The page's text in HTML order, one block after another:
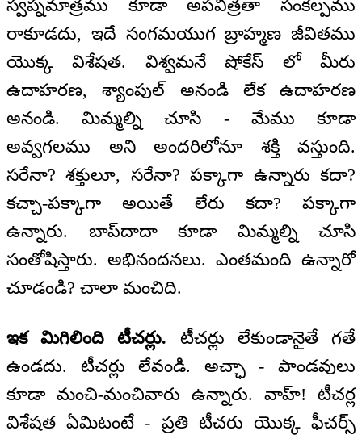
స్వప్నమాత్రము కూడా అపవిత్రతా సంకల్పము
రాకూడదు, ఇదే సంగమయుగ బ్రాహ్మణ జీవితము
యొక్క విశేషత. విశ్వమనే షోకేస్ లో మీరు
ఉదాహరణ, శ్యాంపుల్ అనండి లేక ఉదాహరణ
అనండి. మిమ్మల్ని చూసి - మేము కూడా
అవ్వగలము అని అందరిలోనూ శక్తి వస్తుంది.
సరేనా? శక్తులూ, సరేనా? పక్కాగా ఉన్నారు కదా?
కచ్చా-పక్కాగా అయితే లేరు కదా? పక్కాగా
ఉన్నారు. బాప్‌దాదా కూడా మిమ్మల్ని చూసి
సంతోషిస్తారు. అభినందనలు. ఎంతమంది ఉన్నారో
చూడండి? చాలా మంచిది.
ఇక మిగిలింది టీచర్లు. టీచర్లు లేకుండానైతే గతే
ఉండదు. టీచర్లు లేవండి. అచ్ఛా - పాండవులు
కూడా మంచి-మంచివారు ఉన్నారు. వాహ్! టీచర్ల
విశేషత ఏమిటంటే - ప్రతి టీచరు యొక్క ఫీచర్స్